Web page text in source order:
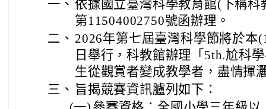
一、 依據國立臺灣科學教育館(下稱
第11504002750號函辦理。
二、 2026年第七屆臺灣科學節將於本
日舉行，科教館辦理「5th.尬科
生從觀賞者變成教學者，盡情揮
三、 旨揭競賽資訊臚列如下：